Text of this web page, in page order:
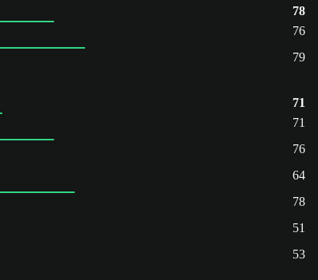
78
76
79
71
71
76
64
78
51
53